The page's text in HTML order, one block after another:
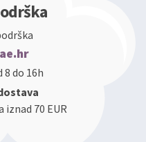
8 do 16h
70 EUR